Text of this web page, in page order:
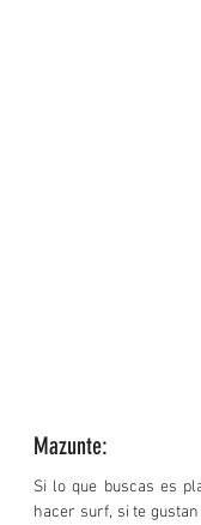
Mazunte:
Si lo que buscas es
hacer surf, si te